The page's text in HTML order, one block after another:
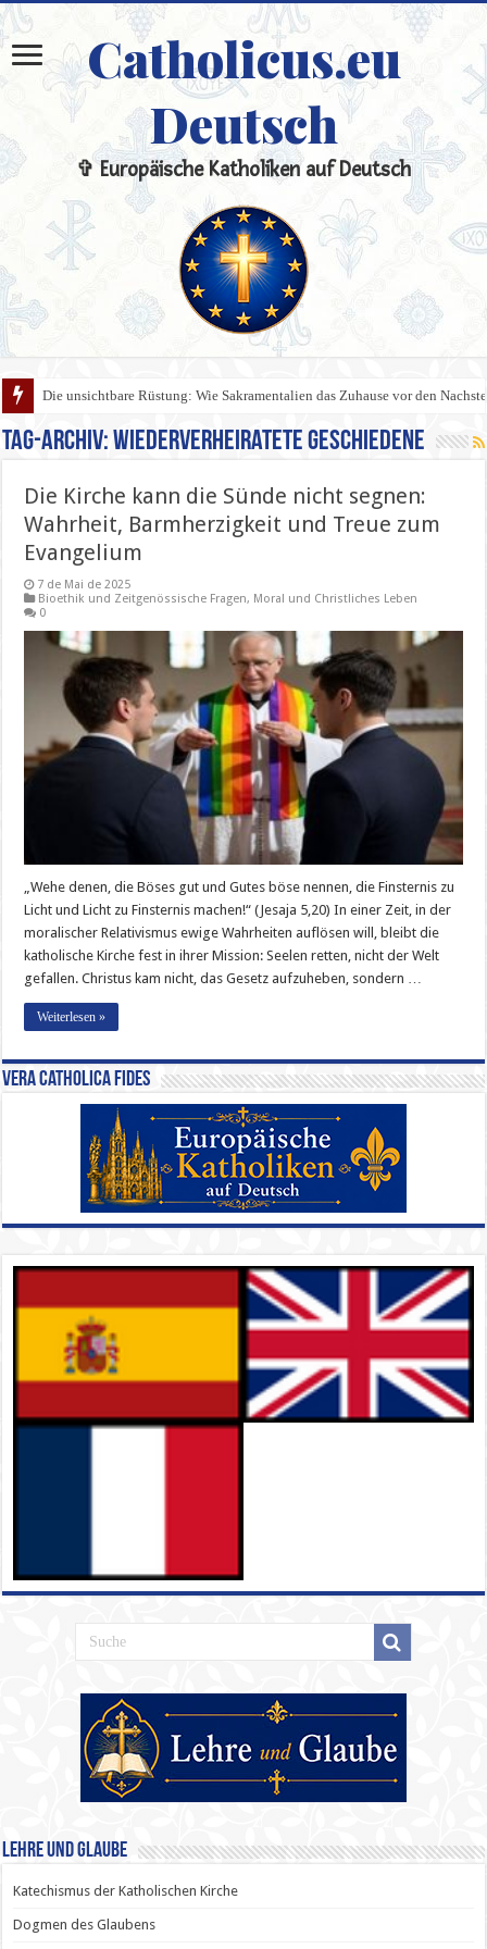
Catholicus.eu
Deutsch
✞ Europäische Katholiken auf Deutsch
Die unsichtbare Rüstung: Wie Sakramentalien das Zuhause vor den
Tag-Archiv:Wiederverheiratete Geschiedene
Die Kirche kann die Sünde nicht segnen:
Wahrheit, Barmherzigkeit und Treue zum
Evangelium
7 de Mai de 2025
Bioethik und Zeitgenössische Fragen, Moral und Christliches Leben
0
„Wehe denen, die Böses gut und Gutes böse nennen, die Finsternis zu
Licht und Licht zu Finsternis machen!“ (Jesaja 5,20) In einer Zeit, in der
moralischer Relativismus ewige Wahrheiten auflösen will, bleibt die
katholische Kirche fest in ihrer Mission: Seelen retten, nicht der Welt
gefallen. Christus kam nicht, das Gesetz aufzuheben, sondern …
Weiterlesen »
Vera Catholica Fides
Lehre und Glaube
Katechismus der Katholischen Kirche
Dogmen des Glaubens